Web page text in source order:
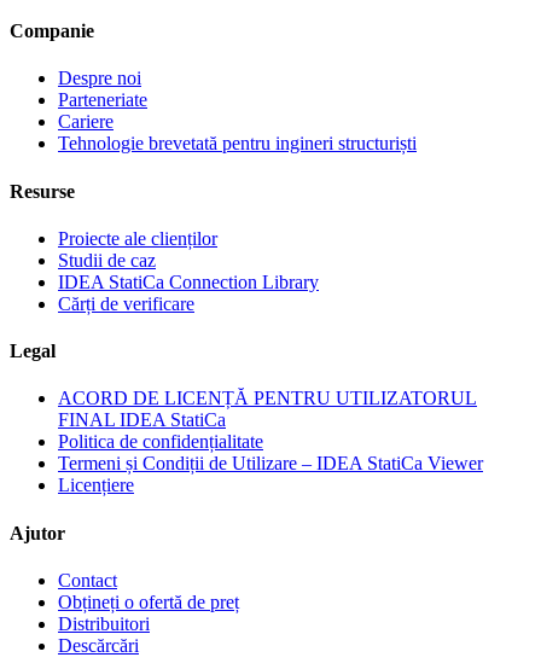
Companie
Despre noi
Parteneriate
Cariere
Tehnologie brevetată pentru ingineri structuriști
Resurse
Proiecte ale clienților
Studii de caz
IDEA StatiCa Connection Library
Cărți de verificare
Legal
ACORD DE LICENȚĂ PENTRU UTILIZATORUL
FINAL IDEA StatiCa
Politica de confidențialitate
Termeni și Condiții de Utilizare – IDEA StatiCa Viewer
Licențiere
Ajutor
Contact
Obțineți o ofertă de preț
Distribuitori
Descărcări